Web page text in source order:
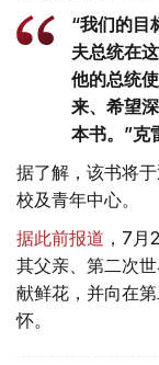
“我们的目
夫总统在
他的总统
来、希望
本书。”克
据了解，该书将
校及青年中心。
据此前报道 ，7
其父亲、第二次
献鲜花，并向在
怀。